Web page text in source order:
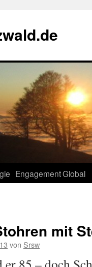
EngagementGlobal
mit
von Srsw